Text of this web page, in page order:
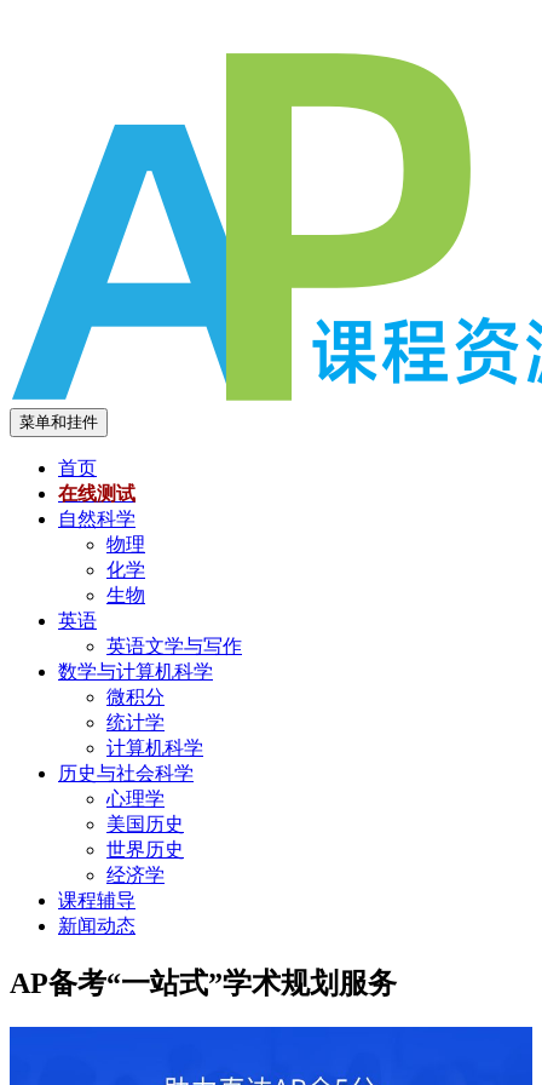
菜单和挂件
首页
在线测试
自然科学
物理
化学
生物
英语
英语文学与写作
数学与计算机科学
微积分
统计学
计算机科学
历史与社会科学
心理学
美国历史
世界历史
经济学
课程辅导
新闻动态
AP备考“一站式”学术规划服务